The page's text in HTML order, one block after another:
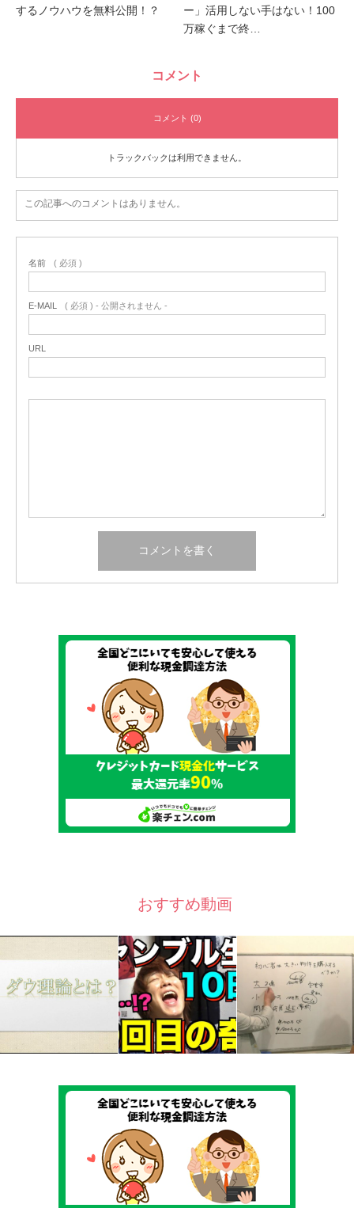
するノウハウを無料公開！？
ー」活用しない手はない！100
万稼ぐまで終…
コメント
コメント (0)
トラックバックは利用できません。
この記事へのコメントはありません。
名前 ( 必須 )
E-MAIL ( 必須 ) - 公開されません -
URL
おすすめ動画